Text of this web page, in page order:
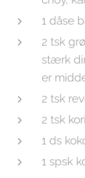
1 dåse
2 tsk
stærk
er
2 tsk
2 tsk
1 ds
1 spsk